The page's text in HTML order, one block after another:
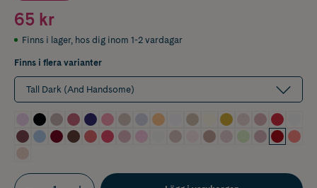
65 kr
Finns i lager, hos dig inom 1-2 vardagar
Finns i flera varianter
Tall Dark (And Handsome)